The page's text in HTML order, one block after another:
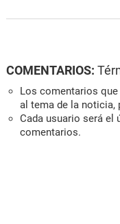
COMENTARIOS:
Los comentarios
al tema de la noticia,
Cada usuario será el
comentarios.